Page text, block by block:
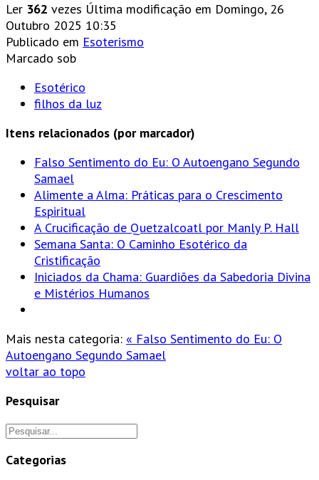
Ler 362 vezes Última modificação em Domingo, 26
Outubro 2025 10:35
Publicado em Esoterismo
Marcado sob
Esotérico
filhos da luz
Itens relacionados (por marcador)
Falso Sentimento do Eu: O Autoengano Segundo
Samael
Alimente a Alma: Práticas para o Crescimento
Espiritual
A Crucificação de Quetzalcoatl por Manly P. Hall
Semana Santa: O Caminho Esotérico da
Cristificação
Iniciados da Chama: Guardiões da Sabedoria Divina
e Mistérios Humanos
Mais nesta categoria: « Falso Sentimento do Eu: O
Autoengano Segundo Samael
voltar ao topo
Pesquisar
Categorias